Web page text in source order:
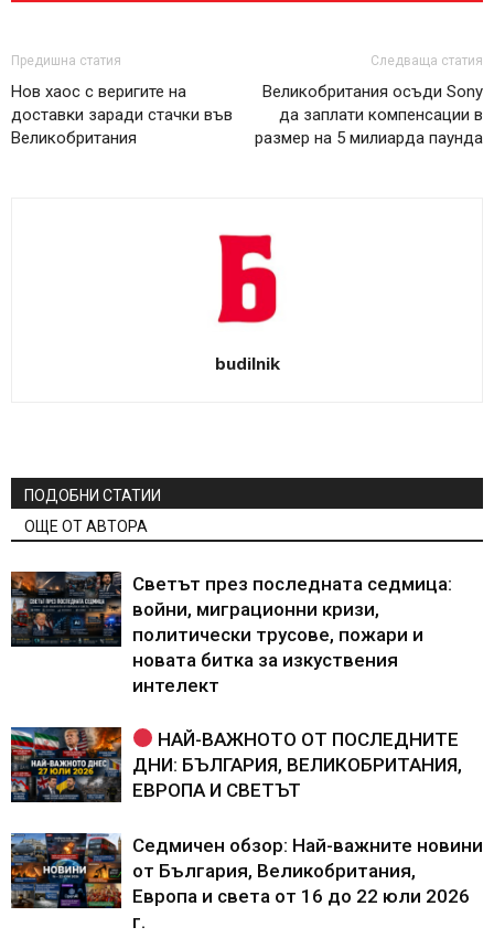
Предишна статия
Нов хаос с веригите нa
дocтaвĸи заради стачки във
Великобритания
Следваща статия
Великобритания осъди Sony
да заплати компенсации в
размер на 5 милиарда паунда
budilnik
ПОДОБНИ СТАТИИ
ОЩЕ ОТ АВТОРА
Светът през последната седмица:
войни, миграционни кризи,
политически трусове, пожари и
новата битка за изкуствения
интелект
НАЙ-ВАЖНОТО ОТ ПОСЛЕДНИТЕ
ДНИ: БЪЛГАРИЯ, ВЕЛИКОБРИТАНИЯ,
ЕВРОПА И СВЕТЪТ
Седмичен обзор: Най-важните новини
от България, Великобритания,
Европа и света от 16 до 22 юли 2026
г.